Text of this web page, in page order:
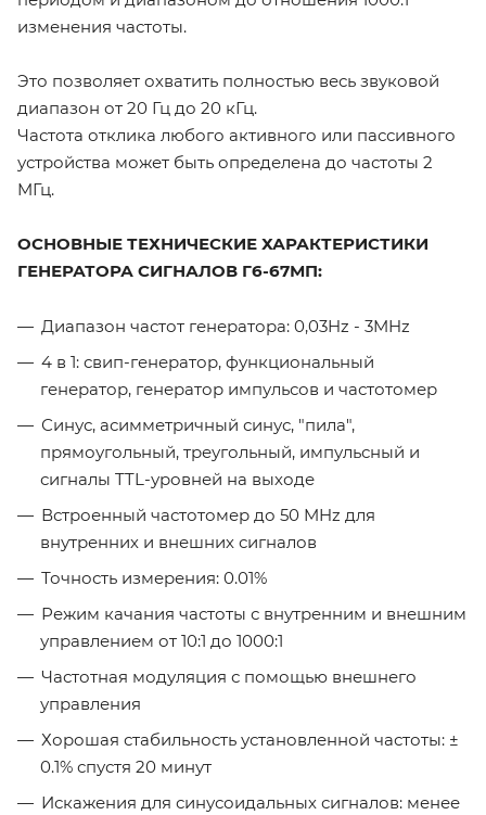
изменения частоты.
Это позволяет охватить полностью весь звуковой
диапазон от 20 Гц до 20 кГц.
Частота отклика любого активного или пассивного
устройства может быть определена до частоты 2
MГц.
ОСНОВНЫЕ ТЕХНИЧЕСКИЕ ХАРАКТЕРИСТИКИ
ГЕНЕРАТОРА СИГНАЛОВ Г6-67МП:
Диапазон частот генератора: 0,03Hz - 3MHz
4 в 1: свип-генератор, функциональный
генератор, генератор импульсов и частотомер
Синус, асимметричный синус, "пила",
прямоугольный, треугольный, импульсный и
сигналы TTL-уровней на выходе
Встроенный частотомер до 50 MHz для
внутренних и внешних сигналов
Точность измерения: 0.01%
Режим качания частоты с внутренним и внешним
управлением от 10:1 до 1000:1
Частотная модуляция с помощью внешнего
управления
Хорошая стабильность установленной частоты: ±
0.1% спустя 20 минут
Искажения для синусоидальных сигналов: менее